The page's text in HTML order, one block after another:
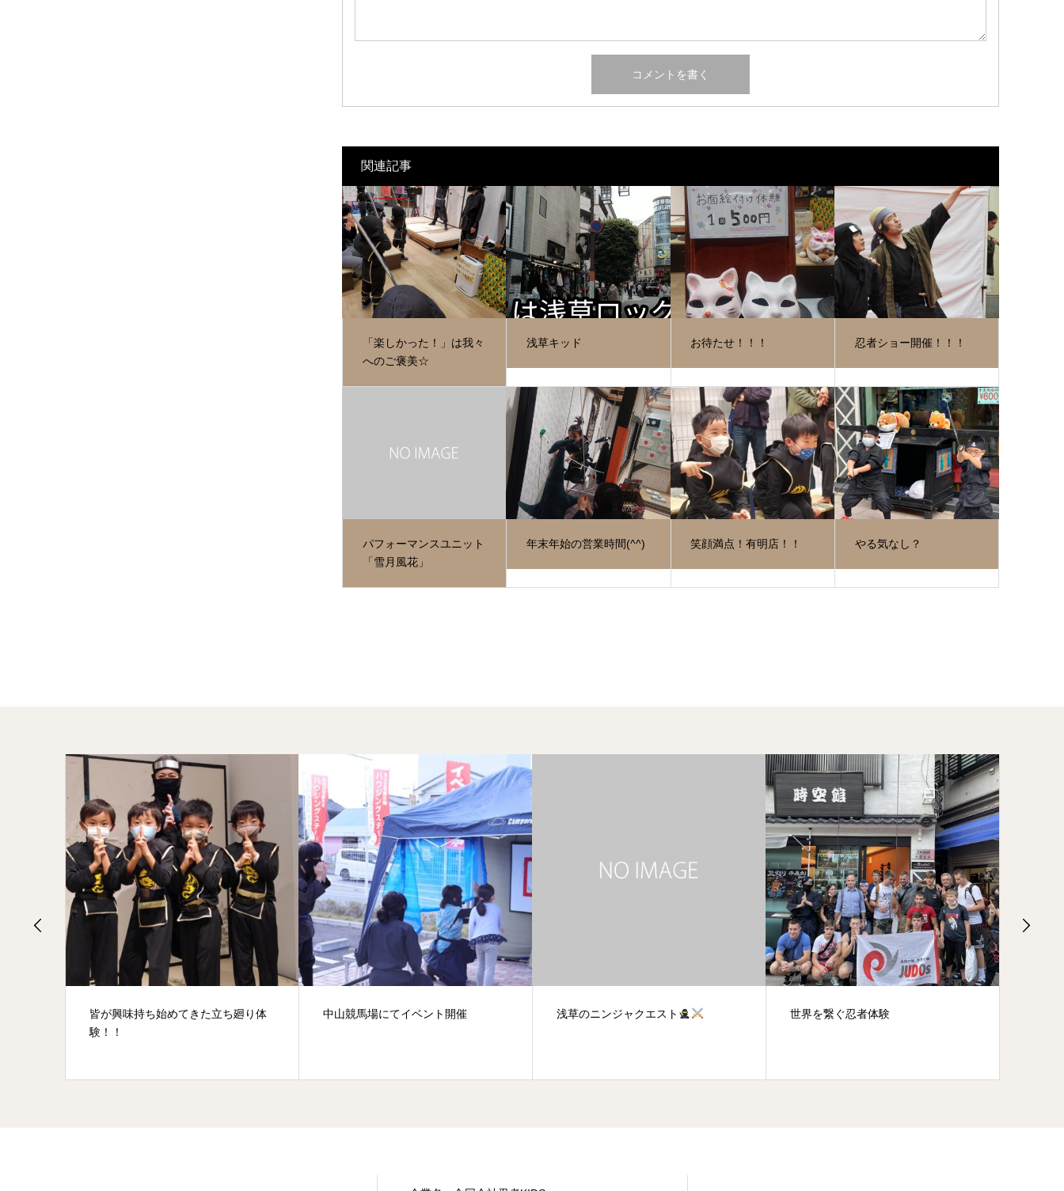
関連記事
「楽しかった！」は我々
へのご褒美☆
浅草キッド お待たせ！！！ 忍者ショー開催！！！
パフォーマンスユニット
「雪月風花」
年末年始の営業時間(^^) 笑顔満点！有明店！！ やる気なし？
皆が興味持ち始めてきた立ち廻り体
験！！
中山競馬場にてイベント開催 浅草のニンジャクエスト 世界を繋ぐ忍者体験